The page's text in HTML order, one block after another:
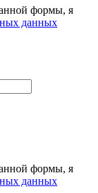
формы, я
данных
формы, я
данных